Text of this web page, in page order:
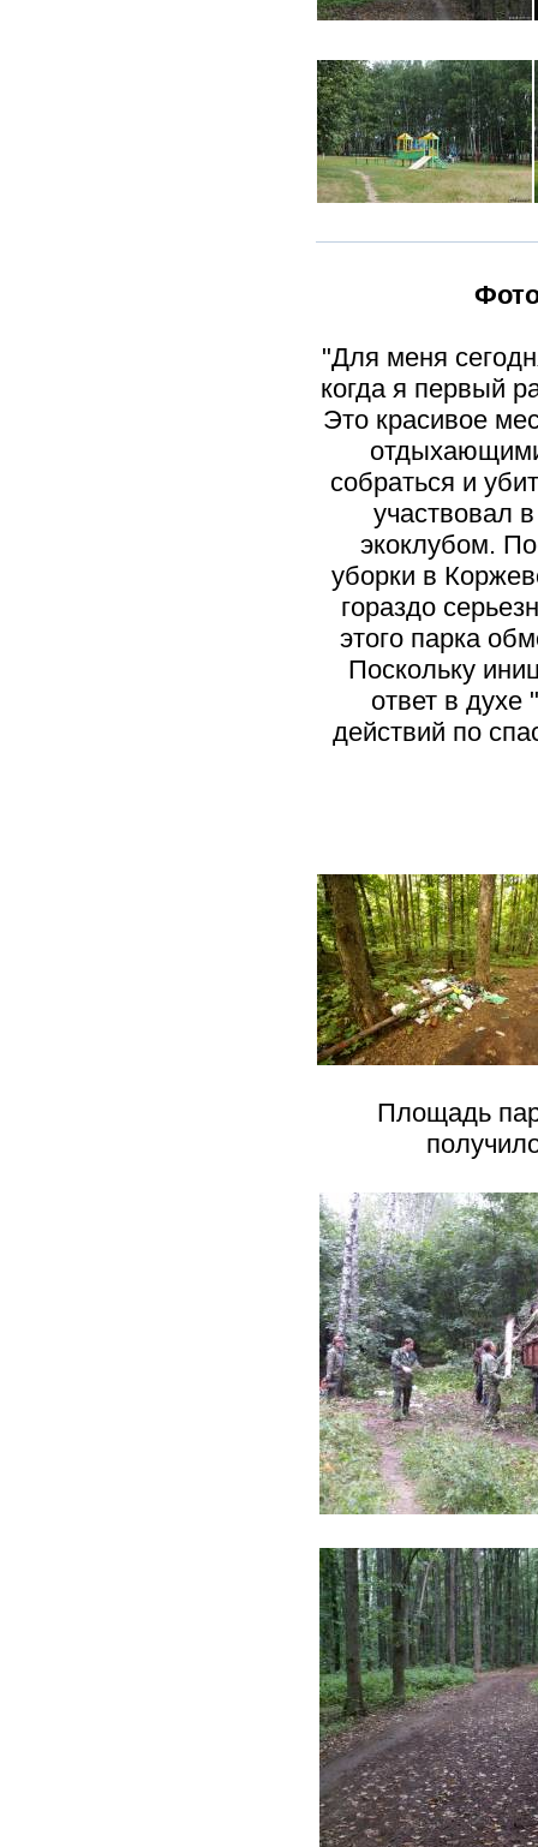
"Для меня
когда я первый
Это красивое
собраться и
участвовал
экоклубом.
уборки в
гораздо
этого парка
Поскольку
ответ в духе
действий по
Площадь